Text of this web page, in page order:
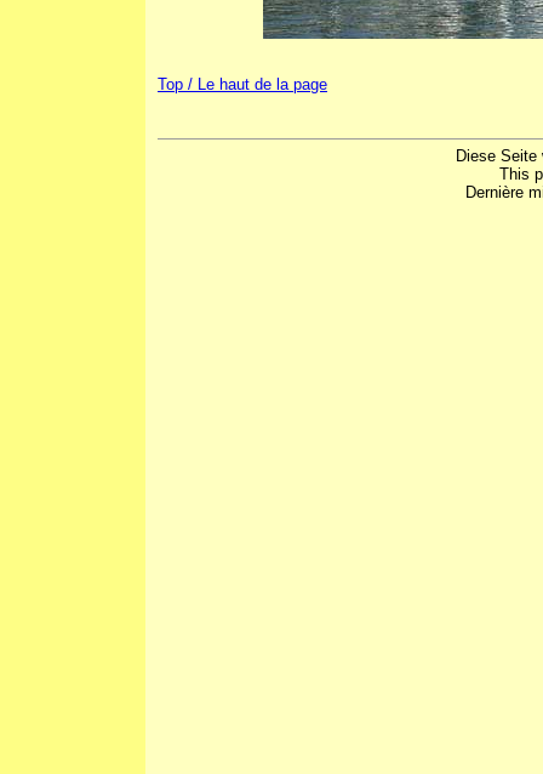
Top / Le haut de la page
Diese Seite
This
Dernière